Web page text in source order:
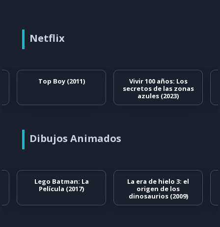
Netflix
Top Boy (2011)
Vivir 100 años: Los
secretos de las zonas
azules (2023)
Dibujos Animados
Lego Batman: La
Película (2017)
La era de hielo 3: el
origen de los
dinosaurios (2009)